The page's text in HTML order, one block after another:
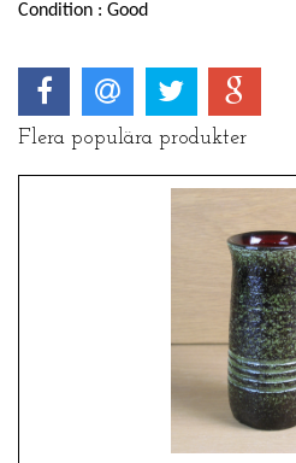
Condition : Good
Flera populära produkter